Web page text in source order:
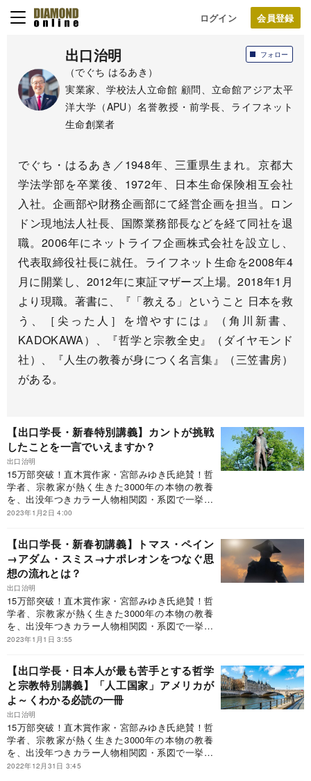
ログイン
フォロー
出口治明
（でぐち はるあき）
実業家、学校法人立命館 顧問、立命館アジア太平
洋大学（APU）名誉教授・前学長、ライフネット
生命創業者
でぐち・はるあき／1948年、三重県生まれ。京都大
学法学部を卒業後、1972年、日本生命保険相互会社
入社。企画部や財務企画部にて経営企画を担当。ロン
ドン現地法人社長、国際業務部長などを経て同社を退
職。2006年にネットライフ企画株式会社を設立し、
代表取締役社長に就任。ライフネット生命を2008年4
月に開業し、2012年に東証マザーズ上場。2018年1月
より現職。著書に、『「教える」ということ 日本を救
う、［尖った人］を増やすには』（角川新書、
KADOKAWA）、『哲学と宗教全史』（ダイヤモンド
社）、『人生の教養が身につく名言集』（三笠書房）
がある。
【出口学長・新春特別講義】カントが挑戦
したことを一言でいえますか？
出口治明
15万部突破！直木賞作家・宮部みゆき氏絶賛！哲
学者、宗教家が熱く生きた3000年の本物の教養
を、出没年つきカラー人物相関図・系図で一挙紹
介！世界1200都市を訪れ、1万冊超を読破した“現
手とする「哲学と宗教」の全史を初めて体系的に
解説！「ビジネス書大賞2020」特別賞（ビジネス
教養部門）受賞！◎宮部みゆき氏（直木賞作家）
「本書を読まなくても単位を落とすことはありま
せんが、よりよく生きるために必要な大切なもの
を落とす可能性はあります」◎池谷裕二氏（東京
大学教授・脳研究者）「初心者でも知の大都市で
路頭に迷わないよう、周到にデザインされ、読者
を思索の快楽へと誘う。世界でも選ばれた人にし
直木賞作家）「読み終わったら、西洋と東洋の哲
学と宗教の大河を怒濤とともに下ったような快い
疲労感が残る。世界に初めて登場した名著であ
る」◎大手ベテラン書店員「百年残る王道の一
冊」◎東原敏昭氏（日立製作所会長）「最近、何
か起きたときに必ずひもとく一冊」（日経新聞リ
ーダー本棚）と評した究極の一冊だがこの本、A5
判ハードカバー、468ページ、2400円＋税という
近年稀に見るスケールの本で、巷では「鈍器本」
2023年1月2日 4:00
【出口学長・新春初講義】トマス・ペイン
→アダム・スミス→ナポレオンをつなぐ思
想の流れとは？
出口治明
15万部突破！直木賞作家・宮部みゆき氏絶賛！哲
学者、宗教家が熱く生きた3000年の本物の教養
を、出没年つきカラー人物相関図・系図で一挙紹
介！世界1200都市を訪れ、1万冊超を読破した“現
手とする「哲学と宗教」の全史を初めて体系的に
解説！「ビジネス書大賞2020」特別賞（ビジネス
教養部門）受賞！◎宮部みゆき氏（直木賞作家）
「本書を読まなくても単位を落とすことはありま
せんが、よりよく生きるために必要な大切なもの
を落とす可能性はあります」◎池谷裕二氏（東京
大学教授・脳研究者）「初心者でも知の大都市で
路頭に迷わないよう、周到にデザインされ、読者
を思索の快楽へと誘う。世界でも選ばれた人にし
2023年1月1日 3:55
【出口学長・日本人が最も苦手とする哲学
と宗教特別講義】「人工国家」アメリカが
よ～くわかる必読の一冊
出口治明
15万部突破！直木賞作家・宮部みゆき氏絶賛！哲
学者、宗教家が熱く生きた3000年の本物の教養
を、出没年つきカラー人物相関図・系図で一挙紹
介！世界1200都市を訪れ、1万冊超を読破した“現
2022年12月31日 3:45